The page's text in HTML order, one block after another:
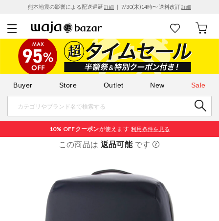
熊本地震の影響による配送遅延 詳細 ｜ 7/30(木)14時〜 送料改訂詳細
Buyer Store Outlet New Sale
10% OFFクーポンが使えます 利用条件を見る
この商品は 返品可能です